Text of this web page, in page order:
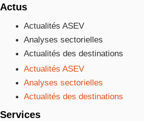
Actus
Actualités ASEV
Analyses sectorielles
Actualités des destinations
Actualités ASEV
Analyses sectorielles
Actualités des destinations
Services